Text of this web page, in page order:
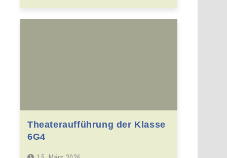
Theateraufführung der Klasse
6G4